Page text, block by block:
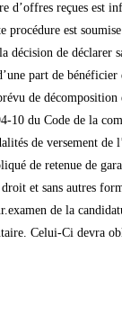
d’offres reçues est
procédure est
décision de déclarer
part de bénéficier
de
10 du Code de la
de versement de
de retenue de
et sans autres
de la
Celui-Ci devra